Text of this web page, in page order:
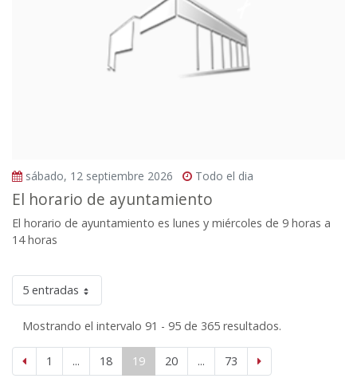
sábado, 12 septiembre 2026 Todo el dia
El horario de ayuntamiento
El horario de ayuntamiento es lunes y miércoles de 9 horas a
14 horas
5 entradas
Mostrando el intervalo 91 - 95 de 365 resultados.
1 ... 18 19 20 ... 73